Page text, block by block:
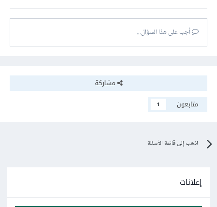
أجب على هذا السؤال...
مشاركة
متابعون
1
اذهب إلى قائمة الأسئلة
إعلانات